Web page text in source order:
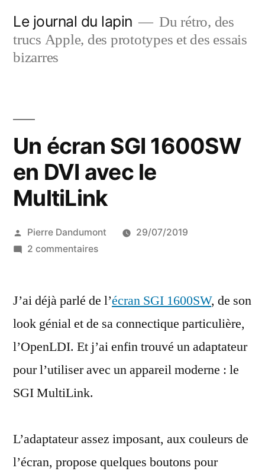
contenu
Le journal du lapin
Du rétro, des
trucs Apple, des prototypes et des essais
bizarres
Un écran SGI 1600SW
en DVI avec le
MultiLink
Publié
par
Pierre Dandumont
29/07/2019
2 commentairessur
SGI
en
DVI
J’ai déjà parlé de l’écran SGI 1600SW, de son
look génial et de sa connectique particulière,
l’OpenLDI. Et j’ai enfin trouvé un adaptateur
pour l’utiliser avec un appareil moderne : le
SGI MultiLink.
L’adaptateur assez imposant, aux couleurs de
l’écran, propose quelques boutons pour